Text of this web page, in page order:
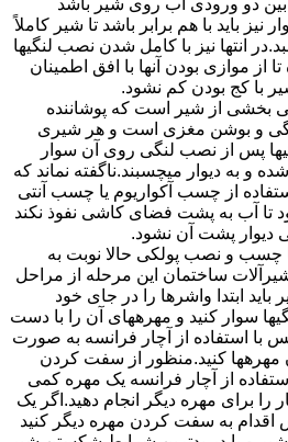
بین دو ورودی آب روی شیر باشد
نیز باید با هم برابر باشد تا شیر کاملاً
انتها نیز با کامل شدن نصب لنگیها
از موازی بودن آنها با افق اطمینان
با کج بودن کم نشود.
بخشی از شیر است که پوشاننده
و بوشن مغزی است و هر شیری
پس از نصب لنگی روی آن سوار
و به دیوار میچسبند.ناگفته نماند که
از چسب آکواریوم یا چسب آنتی
تا آب به پشت فضای کاشی نفوذ نکند
دیوار پشت آن نشود.
و نصب پولکی حالا نوبت به
ساختمان این مرحله از مراحل
ابتدا واشرها را در جای خود
سوار کنید و مهرههای آن را با دست
با استفاده از آچار فرانسه به صورت
مهرهها کنید.منظور از سفت کردن
از آچار فرانسه یک مهره کمی
برای مهره دیگر انجام دهید.اگر یک
به سفت کردن مهره دیگر کنید